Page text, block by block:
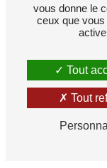
5.
Ligne de
de propriété
droits
accessibles
images,
logiciels.
Toute
vous donne le
ceux que vous
Tout
Tout